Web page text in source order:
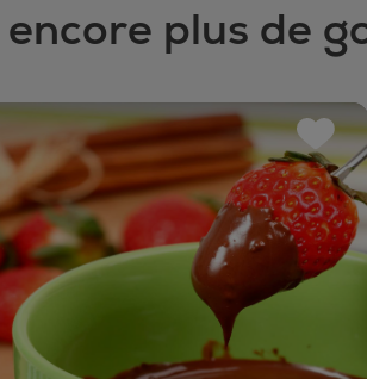
plus de